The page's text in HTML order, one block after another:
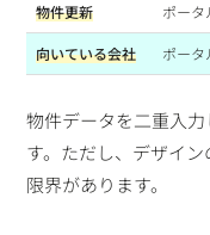
物件更新 ポー
向いている会社 ポー
物件データを二重入
す。ただし、デザイ
限界があります。